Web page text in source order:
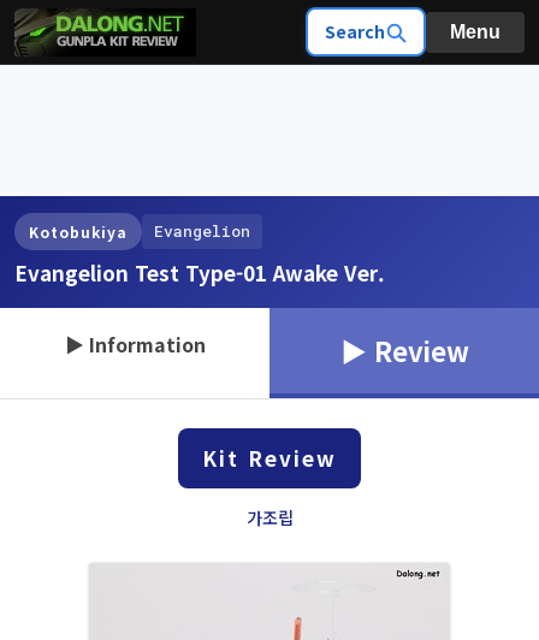
Search Menu
Kotobukiya Evangelion
Evangelion Test Type-01 Awake Ver.
▶ Information ▶ Review
Kit Review
가조립